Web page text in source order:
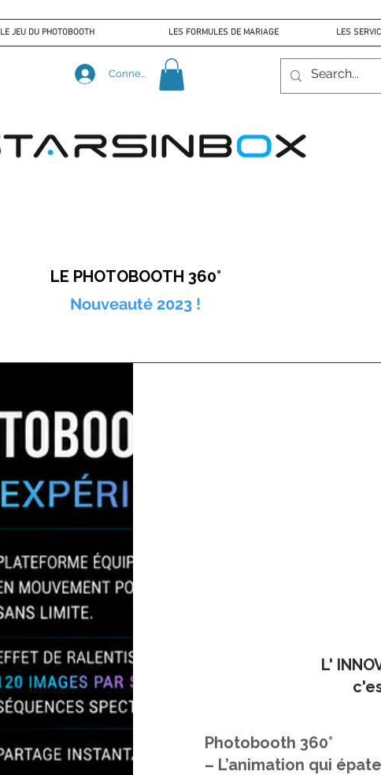
LE JEU DU PHOTOBOOTH LES FORMULES DE MARIAGE LES
Connexion
LE PHOTOBOOTH 360°
Nouveauté 2023 !
L'
Photobooth 360°
– L’animation qui